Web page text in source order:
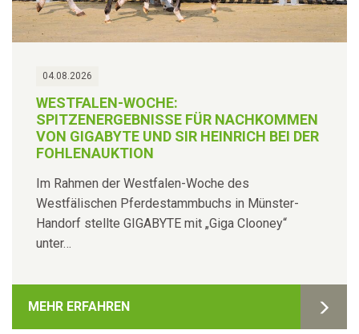
04.08.2026
WESTFALEN-WOCHE:
SPITZENERGEBNISSE FÜR NACHKOMMEN
VON GIGABYTE UND SIR HEINRICH BEI DER
FOHLENAUKTION
Im Rahmen der Westfalen-Woche des
Westfälischen Pferdestammbuchs in Münster-
Handorf stellte GIGABYTE mit „Giga Clooney“
unter…
MEHR ERFAHREN